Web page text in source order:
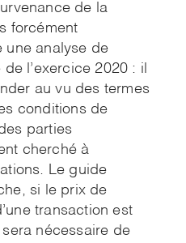
de la
forcément
une analyse de
l’exercice 2020 : il
au vu des termes
conditions de
parties
cherché à
Le guide
si le prix de
transaction est
nécessaire de